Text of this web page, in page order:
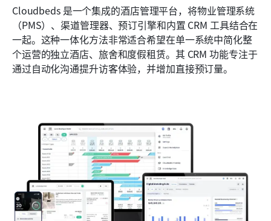
Cloudbeds 是一个集成的酒店管理平台，将物业管理系统
（PMS）、渠道管理器、预订引擎和内置 CRM 工具结合在
一起。这种一体化方法非常适合希望在单一系统中简化整
个运营的独立酒店、旅舍和度假租赁。其 CRM 功能专注于
通过自动化沟通提升访客体验，并增加直接预订量。